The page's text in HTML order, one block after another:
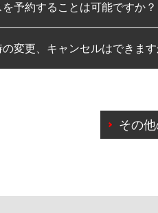
タイヤ館のみとなります。
予約することは可能ですか？
のご予約は可能です。
変更、キャンセルはできます
得ない事由によりご予約のキ
その